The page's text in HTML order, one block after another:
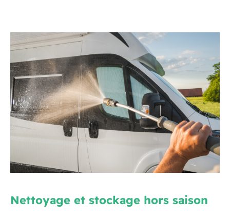
Nettoyage et stockage hors saison